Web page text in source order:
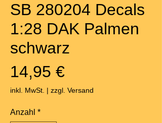
SB 280204 Decals
1:28 DAK Palmen
schwarz
14,95 €Preis
inkl. MwSt. | zzgl. Versand
Anzahl *